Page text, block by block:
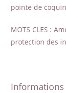
pointe de
MOTS CLES :
protection des